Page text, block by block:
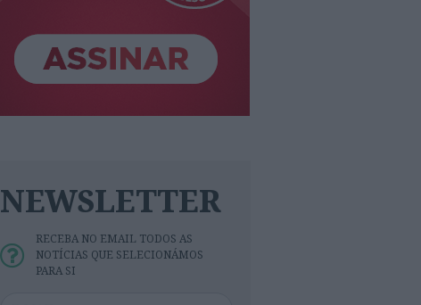
NEWSLETTER
RECEBA NO EMAIL TODOS AS
NOTÍCIAS QUE SELECIONÁMOS
PARA SI